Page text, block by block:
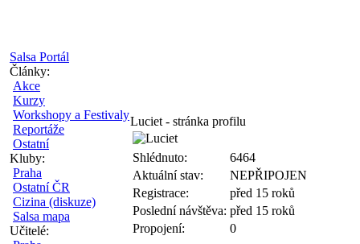
Salsa Portál
Články:
Akce
Kurzy
Workshopy a Festivaly
Reportáže
Ostatní
Kluby:
Praha
Ostatní ČR
Cizina (diskuze)
Salsa mapa
Učitelé:
Luciet - stránka profilu
Shlédnuto:
6464
Aktuální stav:
NEPŘIPOJEN
Registrace:
před 15 roků
Poslední návštěva: před 15 roků
Propojení:
0